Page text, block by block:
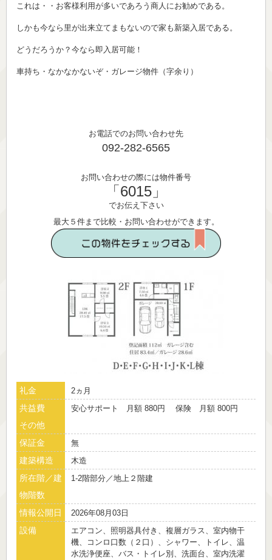
これは・・お客様利用が多いであろう商人にお勧めである。
しかも今なら里が出来立てまもないので家も新築入居である。
どうだろうか？今なら即入居可能！
車持ち・なかなかないぞ・ガレージ物件（字余り）
お電話でのお問い合わせ先
092-282-6565
お問い合わせの際には物件番号
「6015」
でお伝え下さい
最大５件まで比較・お問い合わせができます。
礼金 2ヵ月
共益費
その他
安心サポート 月額 880円 保険 月額 800円
保証金 無
建築構造 木造
所在階／建
物階数
1-2階部分／地上２階建
情報公開日 2026年08月03日
設備
エアコン、照明器具付き、複層ガラス、室内物干
機、コンロ口数（２口）、シャワー、トイレ、温
水洗浄便座、バス・トイレ別、洗面台、室内洗濯